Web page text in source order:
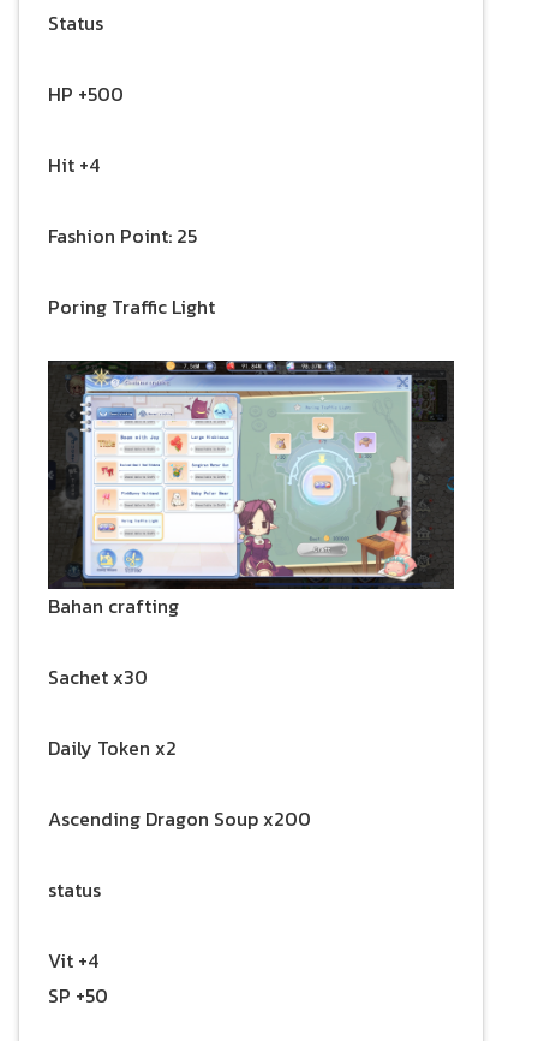
Status
HP +500
Hit +4
Fashion Point: 25
Poring Traffic Light
Bahan crafting
Sachet x30
Daily Token x2
Ascending Dragon Soup x200
status
Vit +4
SP +50